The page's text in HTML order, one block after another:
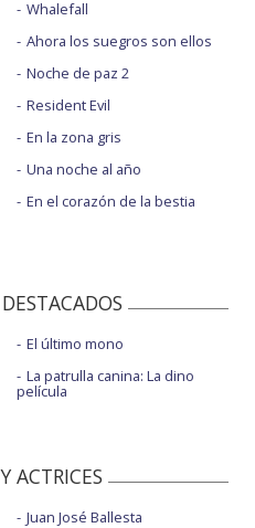
Whalefall
Ahora los suegros son ellos
Noche de paz 2
Resident Evil
En la zona gris
Una noche al año
En el corazón de la bestia
El último mono
La patrulla canina: La dino
película
ACTRICES
Juan José Ballesta